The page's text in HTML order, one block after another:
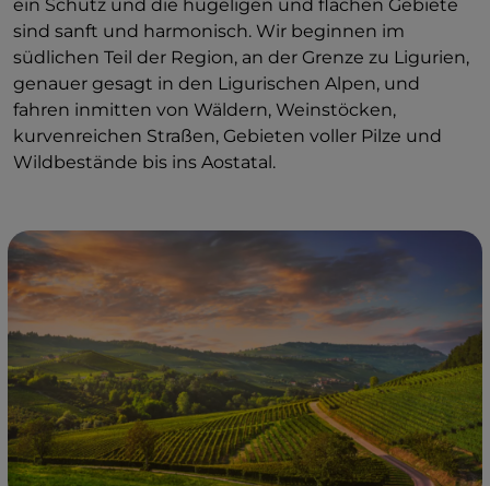
ein Schutz und die hügeligen und flachen Gebiete
sind sanft und harmonisch. Wir beginnen im
südlichen Teil der Region, an der Grenze zu Ligurien,
genauer gesagt in den Ligurischen Alpen, und
fahren inmitten von Wäldern, Weinstöcken,
kurvenreichen Straßen, Gebieten voller Pilze und
Wildbestände bis ins Aostatal.